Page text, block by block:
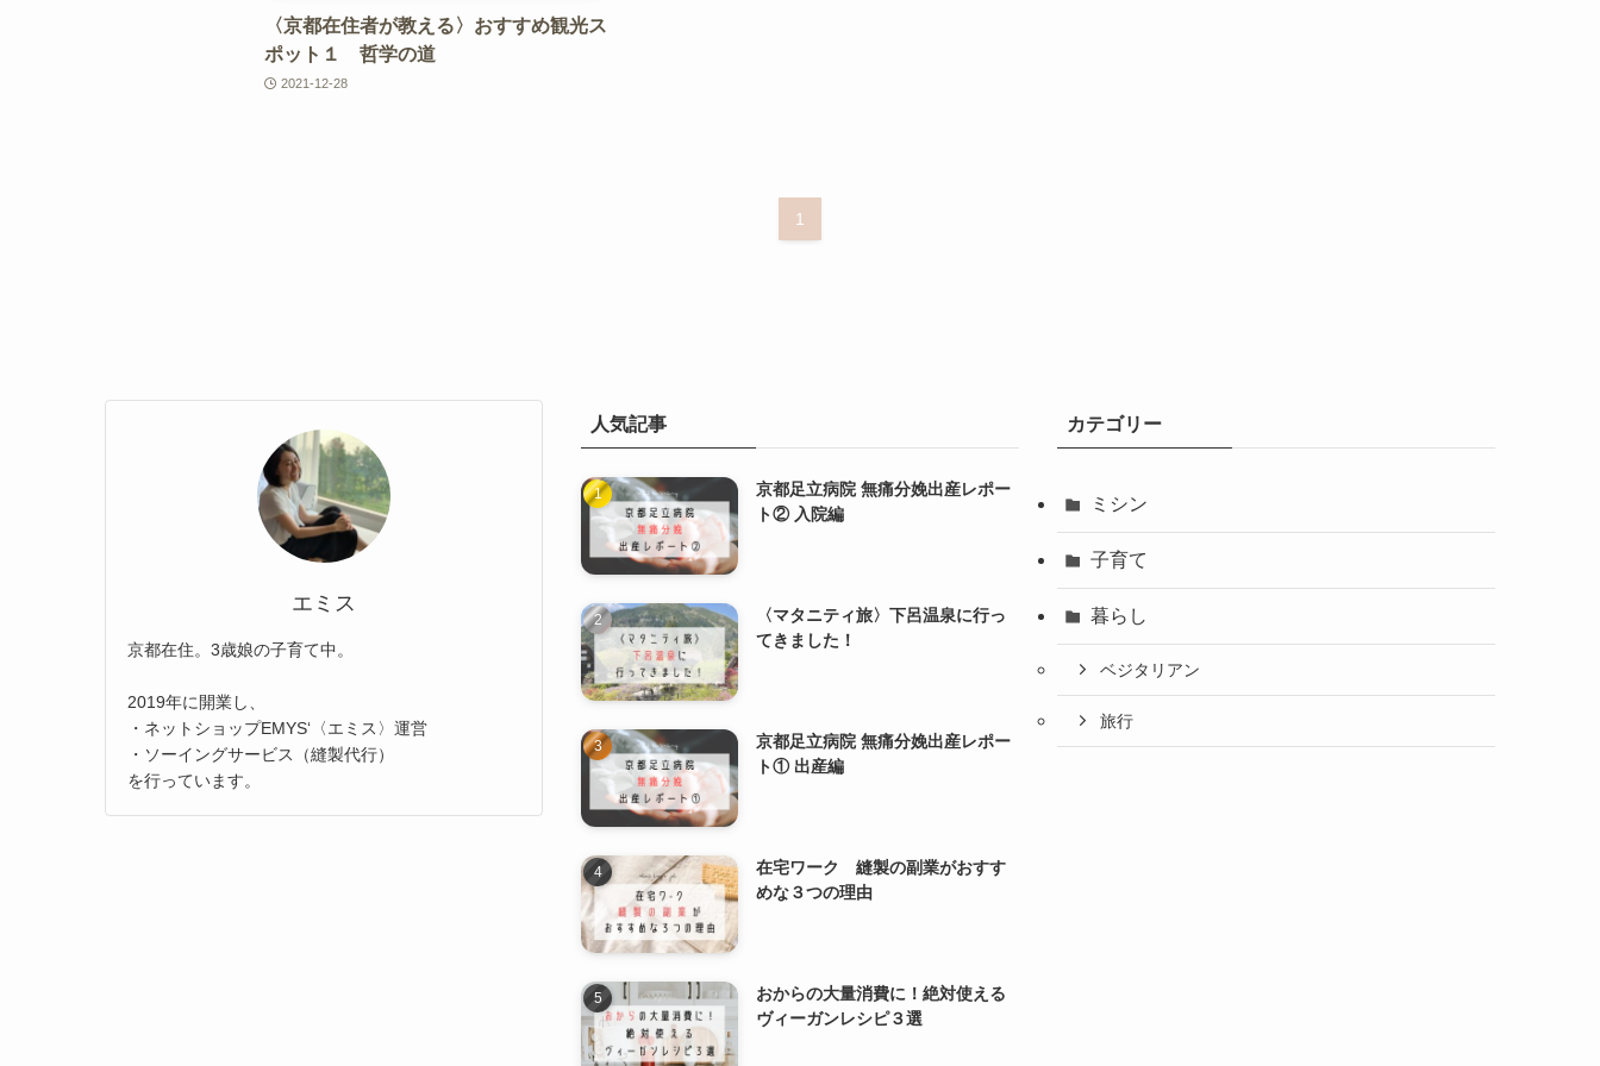
〈京都在住者が教える〉おすすめ観光ス
ポット１ 哲学の道
2021-12-28
1
エミス
京都在住。3歳娘の子育て中。
2019年に開業し、
・ネットショップEMYS‘〈エミス〉運営
・ソーイングサービス（縫製代行）
を行っています。
人気記事
京都足立病院 無痛分娩出産レポー
ト② 入院編
〈マタニティ旅〉下呂温泉に行っ
てきました！
京都足立病院 無痛分娩出産レポー
ト① 出産編
在宅ワーク 縫製の副業がおすす
めな３つの理由
おからの大量消費に！絶対使える
ヴィーガンレシピ３選
カテゴリー
ミシン
子育て
暮らし
ベジタリアン
旅行